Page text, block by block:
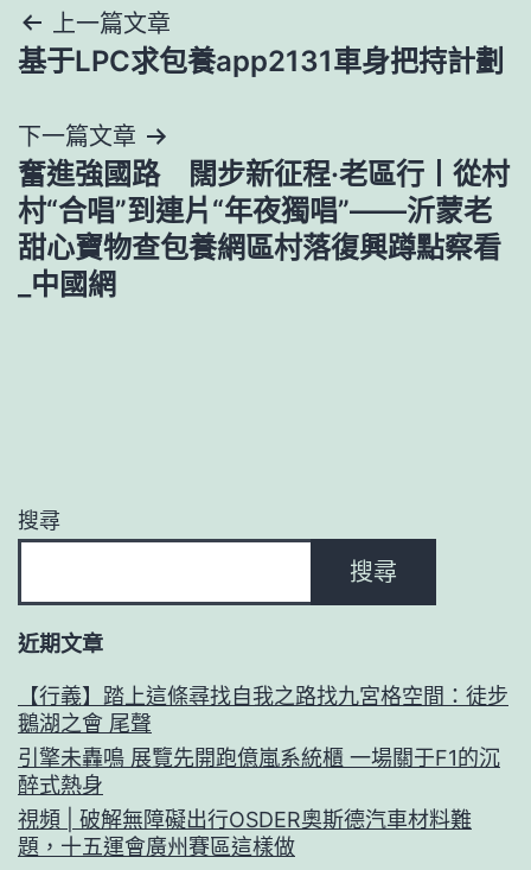
文
章
導
覽
上一篇文章
基于LPC求包養app2131車身把持計劃
下一篇文章
奮進強國路 闊步新征程·老區行丨從村
村“合唱”到連片“年夜獨唱”——沂蒙老
甜心寶物查包養網區村落復興蹲點察看
_中國網
搜尋
搜尋
近期文章
【行義】踏上這條尋找自我之路找九宮格空間：徒步
鵝湖之會 尾聲
引擎未轟鳴 展覽先開跑億嵐系統櫃 一場關于F1的沉
醉式熱身
視頻 | 破解無障礙出行OSDER奧斯德汽車材料難
題，十五運會廣州賽區這樣做